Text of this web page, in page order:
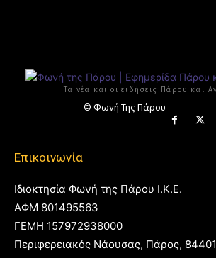
Τα νέα και οι ειδήσεις Πάρου και
© Φωνή Της Πάρου
Επικοινωνία
Ιδιοκτησία Φωνή της Πάρου Ι.Κ.Ε.
ΑΦΜ 801495563
ΓΕΜΗ 157972938000
Περιφερειακός Νάουσας, Πάρος, 84401